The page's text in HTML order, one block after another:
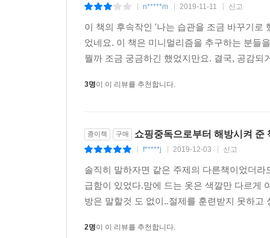
있다는 점도 이 책을 주목하게 하는 이유다.
이 책의 앞부분에는 지저분하고 물건으로 가득했
라이프를 실천하고 있는 부부의 집과 배낭 하나
결정되고 행복으로 이어진다고 믿는 현대인들
있을 것이다. 3장에는 물건을 줄이기 위한 구체
버리기로 결심하기까지가 오히려 어렵다. ‘버릴
대해 저자의 경험과 더불어 전문가들의 노하우를
미니멀 라이프를 실천하고 싶은 사람들을 위한 추
4장과 5장에서는 삶의 부피를 줄이면서 찾아온
n*****m 2019-11-11 신고
이 책의 후속작인 '나는 습관을 조금 바꾸기로
었네요. 이 책은 미니멀리즘을 추구하는 분들
뭘까 조금 궁금하긴 했었지만요. 결국, 공감
3명이 이 리뷰를 추천합니다.
종이책 구매 쇼핑중독으로부터 해방시켜 준
f*****j 2019-12-03 신고
솔직히 말하자면 같은 주제의 다른책이었더
급함이 있었다.맘에 드는 옷은 색깔만 다르게
방은 말할것 도 없이..절제를 훈련받지 못하
2명이 이 리뷰를 추천합니다.